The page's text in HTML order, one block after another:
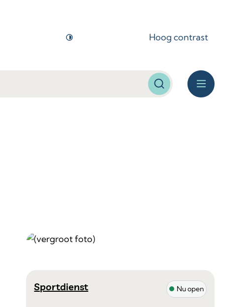
Hoog contrast
Zoeken Menu
Sportdienst Nu open